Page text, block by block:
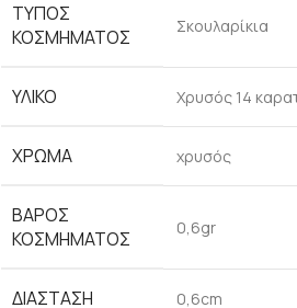
ΤΎΠΟΣ
ΚΟΣΜΉΜΑΤΟΣ
Σκουλαρίκια
ΥΛΙΚΌ Χρυσός 14
ΧΡΏΜΑ χρυσός
ΒΆΡΟΣ
ΚΟΣΜΉΜΑΤΟΣ
0,6gr
ΔΙΆΣΤΑΣΗ 0,6cm